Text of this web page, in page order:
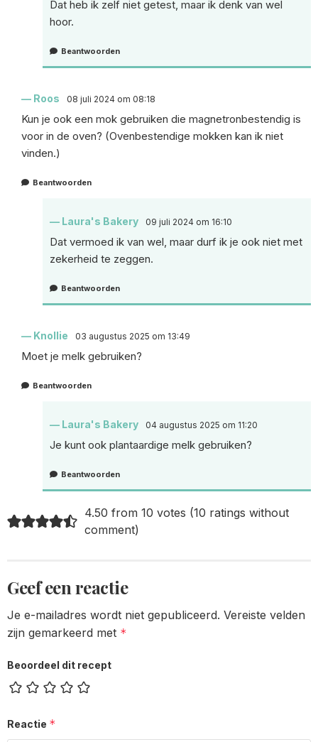
Dat heb ik zelf niet getest, maar ik denk van wel
hoor.
Beantwoorden
Roos 08 juli 2024 om 08:18
Kun je ook een mok gebruiken die magnetronbestendig is
voor in de oven? (Ovenbestendige mokken kan ik niet
vinden.)
Beantwoorden
Laura's Bakery 09 juli 2024 om 16:10
Dat vermoed ik van wel, maar durf ik je ook niet met
zekerheid te zeggen.
Beantwoorden
Knollie 03 augustus 2025 om 13:49
Moet je melk gebruiken?
Beantwoorden
Laura's Bakery 04 augustus 2025 om 11:20
Je kunt ook plantaardige melk gebruiken?
Beantwoorden
4.50 from 10 votes (10 ratings without
comment)
Geef een reactie
Je e-mailadres wordt niet gepubliceerd. Vereiste velden
zijn gemarkeerd met *
Beoordeel dit recept
Reactie *